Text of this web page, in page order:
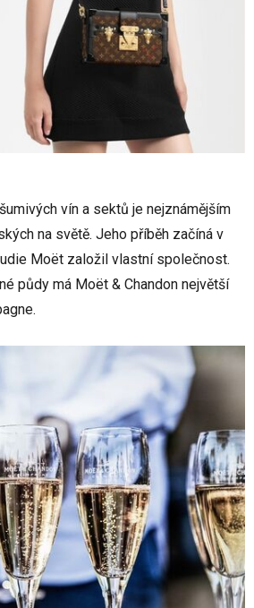
vín a sektů je nejznámějším
na světě. Jeho příběh začíná v
Moët založil vlastní společnost.
půdy má Moët & Chandon největší